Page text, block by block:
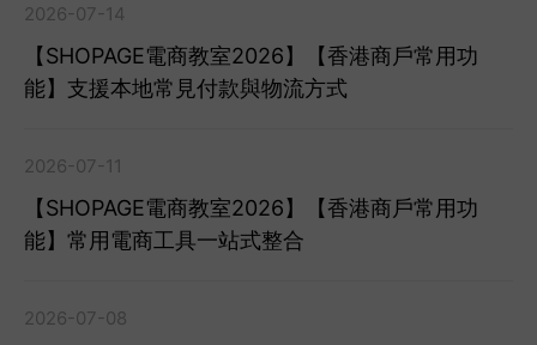
2026-07-14
【SHOPAGE電商教室2026】【香港商戶常用功
能】支援本地常見付款與物流方式
2026-07-11
【SHOPAGE電商教室2026】【香港商戶常用功
能】常用電商工具一站式整合
2026-07-08